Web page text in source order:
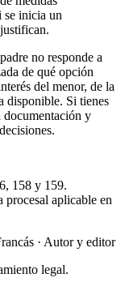
se inicia un
no responde a
de qué opción
del menor, de la
disponible. Si tienes
documentación y
158 y 159.
aplicable en
· Autor y editor
legal.